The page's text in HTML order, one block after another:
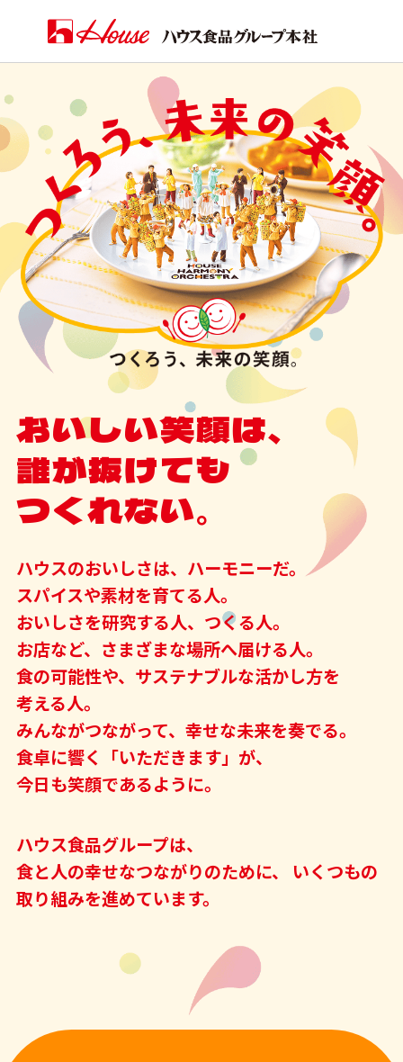
おいしい笑顔は、
誰が抜けても
つくれない。
ハウスのおいしさは、ハーモニーだ。
スパイスや素材を育てる人。
おいしさを研究する人、つくる人。
お店など、さまざまな場所へ届ける人。
食の可能性や、サステナブルな活かし方を
考える人。
みんながつながって、幸せな未来を奏でる。
食卓に響く「いただきます」が、
今日も笑顔であるように。
ハウス食品グループは、
食と人の幸せなつながりのために、
いくつもの
取り組みを進めています。